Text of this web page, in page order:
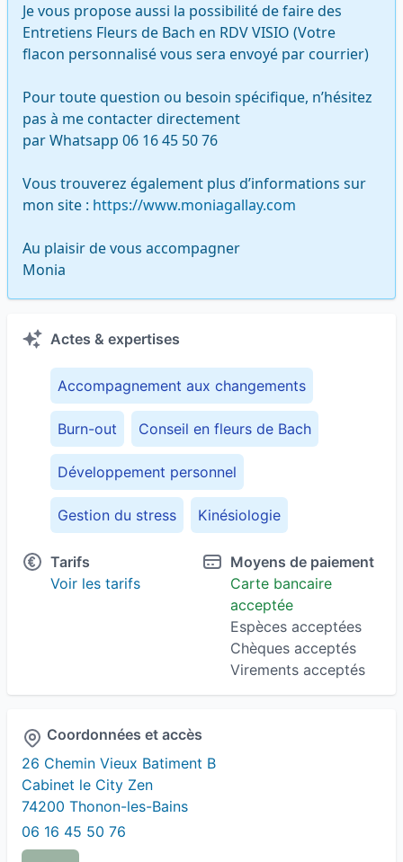
Je vous propose aussi la possibilité de faire des
Entretiens Fleurs de Bach en RDV VISIO (Votre
flacon personnalisé vous sera envoyé par courrier)
Pour toute question ou besoin spécifique, n’hésitez
pas à me contacter directement
par Whatsapp 06 16 45 50 76
Vous trouverez également plus d’informations sur
mon site : https://www.moniagallay.com
Au plaisir de vous accompagner
Monia
Actes & expertises
Accompagnement aux changements
Burn-out Conseil en fleurs de Bach
Développement personnel
Gestion du stress Kinésiologie
Réflexe archaïque Touch For Health
Tarifs
Voir les tarifs
Moyens de paiement
Carte bancaire
acceptée
Espèces acceptées
Chèques acceptés
Virements acceptés
Coordonnées et accès
26 Chemin Vieux Batiment B
Cabinet le City Zen
74200 Thonon-les-Bains
06 16 45 50 76